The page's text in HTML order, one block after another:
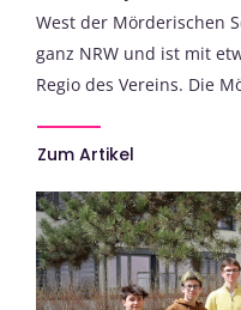
West der Mörderischen
ganz NRW und ist mit
Regio des Vereins. Die
Zum Artikel